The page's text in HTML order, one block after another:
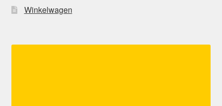
Winkelwagen